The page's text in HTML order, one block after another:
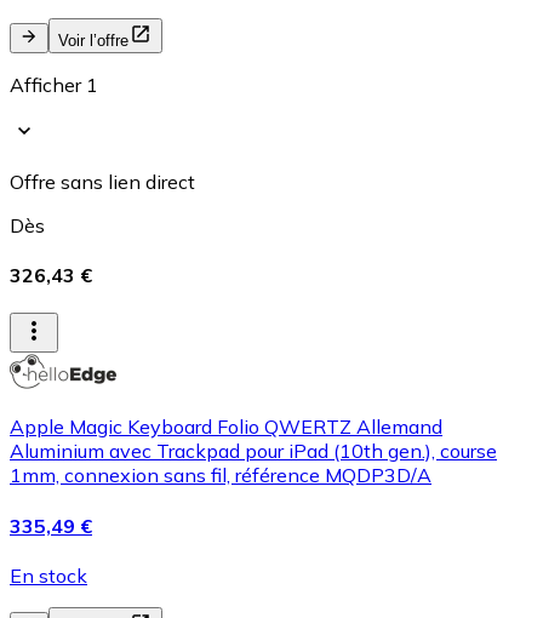
Voir l’offre
Afficher 1
Offre sans lien direct
Dès
326,43 €
Apple Magic Keyboard Folio QWERTZ Allemand
Aluminium avec Trackpad pour iPad (10th gen.), course
1mm, connexion sans fil, référence MQDP3D/A
335,49 €
En stock